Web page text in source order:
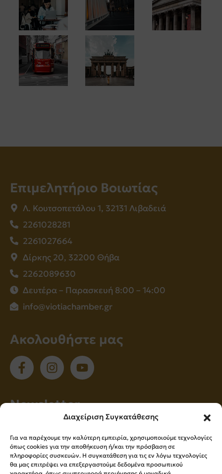
Διαχείριση Συγκατάθεσης
Για να παρέχουμε την καλύτερη εμπειρία, χρησιμοποιούμε τεχνολογίες
όπως cookies για την αποθήκευση ή/και την πρόσβαση σε
πληροφορίες συσκευών. Η συγκατάθεση για τις εν λόγω τεχνολογίες
θα μας επιτρέψει να επεξεργαστούμε δεδομένα προσωπικού
Επιμελητήριο Βοιωτίας
Λ. Κουτσοπετάλου 1, 32131 Λιβαδειά
2261028281
2261027664
Δίρκης 20, 32200 Θήβα
2262089630
Δευτέρα – Παρασκευή 8:00 – 14:00
info@viotiachamber.gr
Ακολουθήστε μας
Νewsletter
ενημερώνεστε πρώτοι για όλα τα νέα μας!